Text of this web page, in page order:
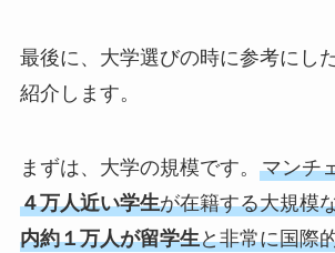
最後に、大学選びの時に参考にし
紹介します。
まずは、大学の規模です。 マンチ
４万人近い学生が在籍する大規模
内約１万人が留学生と非常に国際